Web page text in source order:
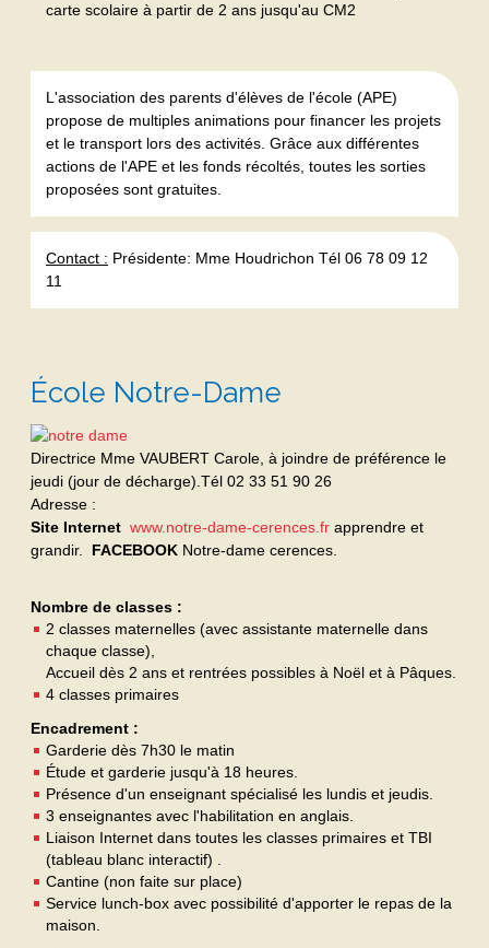
carte scolaire à partir de 2 ans jusqu'au CM2
L'association des parents d'élèves de l'école (APE)
propose de multiples animations pour financer les projets
et le transport lors des activités. Grâce aux différentes
actions de l'APE et les fonds récoltés, toutes les sorties
proposées sont gratuites.
Contact : Présidente: Mme Houdrichon Tél 06 78 09 12
11
École Notre-Dame
Directrice Mme VAUBERT Carole, à joindre de préférence le
jeudi (jour de décharge).Tél 02 33 51 90 26
Adresse :
Site Internet www.notre-dame-cerences.fr apprendre et
grandir. FACEBOOK Notre-dame cerences.
Nombre de classes :
2 classes maternelles (avec assistante maternelle dans
chaque classe),
Accueil dès 2 ans et rentrées possibles à Noël et à Pâques.
4 classes primaires
Encadrement :
Garderie dès 7h30 le matin
Étude et garderie jusqu'à 18 heures.
Présence d'un enseignant spécialisé les lundis et jeudis.
3 enseignantes avec l'habilitation en anglais.
Liaison Internet dans toutes les classes primaires et TBI
(tableau blanc interactif) .
Cantine (non faite sur place)
Service lunch-box avec possibilité d'apporter le repas de la
maison.